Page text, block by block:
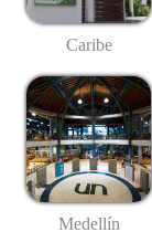
Caribe
Medellín